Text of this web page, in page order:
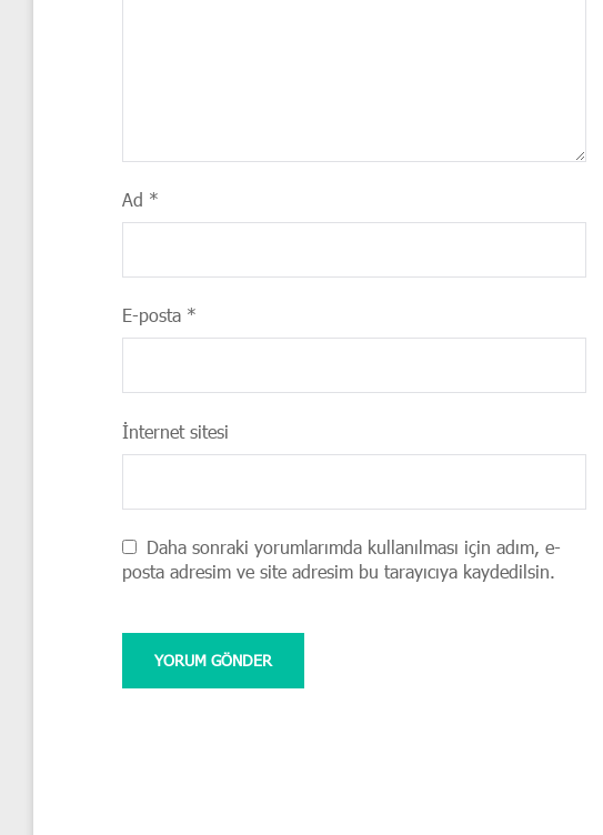
Ad *
E-posta *
İnternet sitesi
Daha sonraki yorumlarımda kullanılması için adım, e-
posta adresim ve site adresim bu tarayıcıya kaydedilsin.